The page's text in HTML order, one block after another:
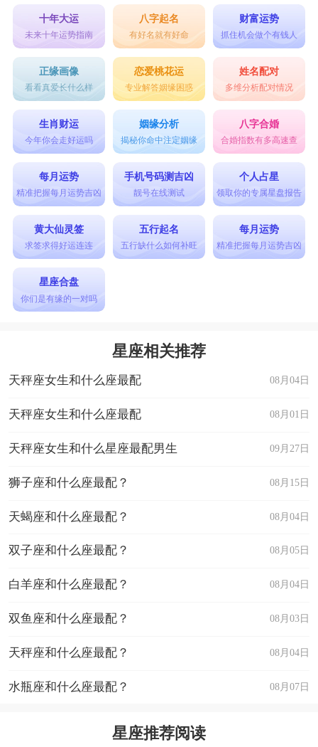
十年大运
未来十年运势指南
八字起名
有好名就有好命
财富运势
抓住机会做个有钱人
正缘画像
看看真爱长什么样
恋爱桃花运
专业解答姻缘困惑
姓名配对
多维分析配对情况
生肖财运
今年你会走好运吗
姻缘分析
揭秘你命中注定姻缘
八字合婚
合婚指数有多高速查
每月运势
精准把握每月运势吉凶
手机号码测吉凶
靓号在线测试
个人占星
领取你的专属星盘报告
黄大仙灵签
求签求得好运连连
五行起名
五行缺什么如何补旺
每月运势
精准把握每月运势吉凶
星座合盘
你们是有缘的一对吗
星座相关推荐
08月04日
天秤座女生和什么座最配
08月01日
天秤座女生和什么座最配
09月27日
天秤座女生和什么星座最配男生
08月15日
狮子座和什么座最配？
08月04日
天蝎座和什么座最配？
08月05日
双子座和什么座最配？
08月04日
白羊座和什么座最配？
08月03日
双鱼座和什么座最配？
08月04日
天秤座和什么座最配？
08月07日
水瓶座和什么座最配？
星座推荐阅读